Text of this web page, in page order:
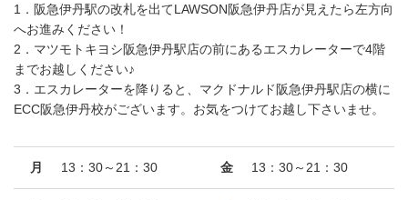
1．阪急伊丹駅の改札を出てLAWSON阪急伊丹店が見えたら左方向
へお進みください！
2．マツモトキヨシ阪急伊丹駅店の前にあるエスカレーターで4階
までお越しください♪
3．エスカレーターを降りると、マクドナルド阪急伊丹駅店の横に
ECC阪急伊丹校がございます。お気をつけてお越し下さいませ。
月 13：30～21：30 金 13：30～21：30